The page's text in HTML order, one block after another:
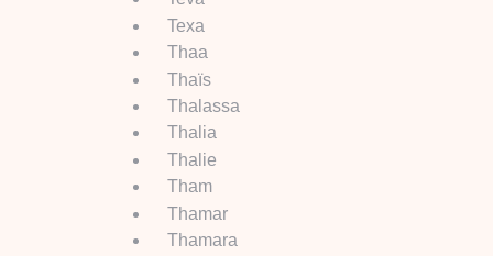
Texa
Thaa
Thaïs
Thalassa
Thalia
Thalie
Tham
Thamar
Thamara